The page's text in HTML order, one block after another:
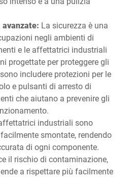
avanzate: La sicurezza è una
negli ambienti di
e le affettatrici industriali
progettate per proteggere gli
includere protezioni per le
e pulsanti di arresto di
che aiutano a prevenire gli
industriali sono
smontate, rendendo
di ogni componente.
il rischio di contaminazione,
a rispettare più facilmente